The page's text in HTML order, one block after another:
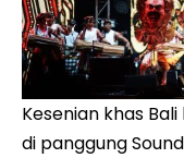
Kesenian khas
di panggung